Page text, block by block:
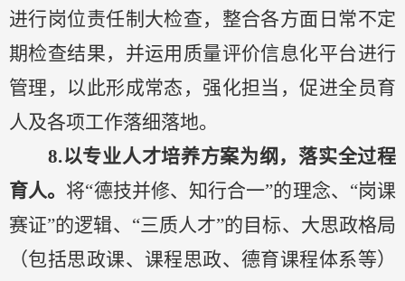
进行岗位责任制大检查，整合各方面日常不定
期检查结果，并运用质量评价信息化平台进行
管理，以此形成常态， 强化担当，促进全员育
人及各项工作落细落地。
8.以专业人才培养方案为纲，落实全过程
育人。 将“德技并修、知行合一”的理念、“岗课
赛证”的逻辑、“三质人才”的目标、大思政格局
（包括思政课、课程思政、德育课程体系等）